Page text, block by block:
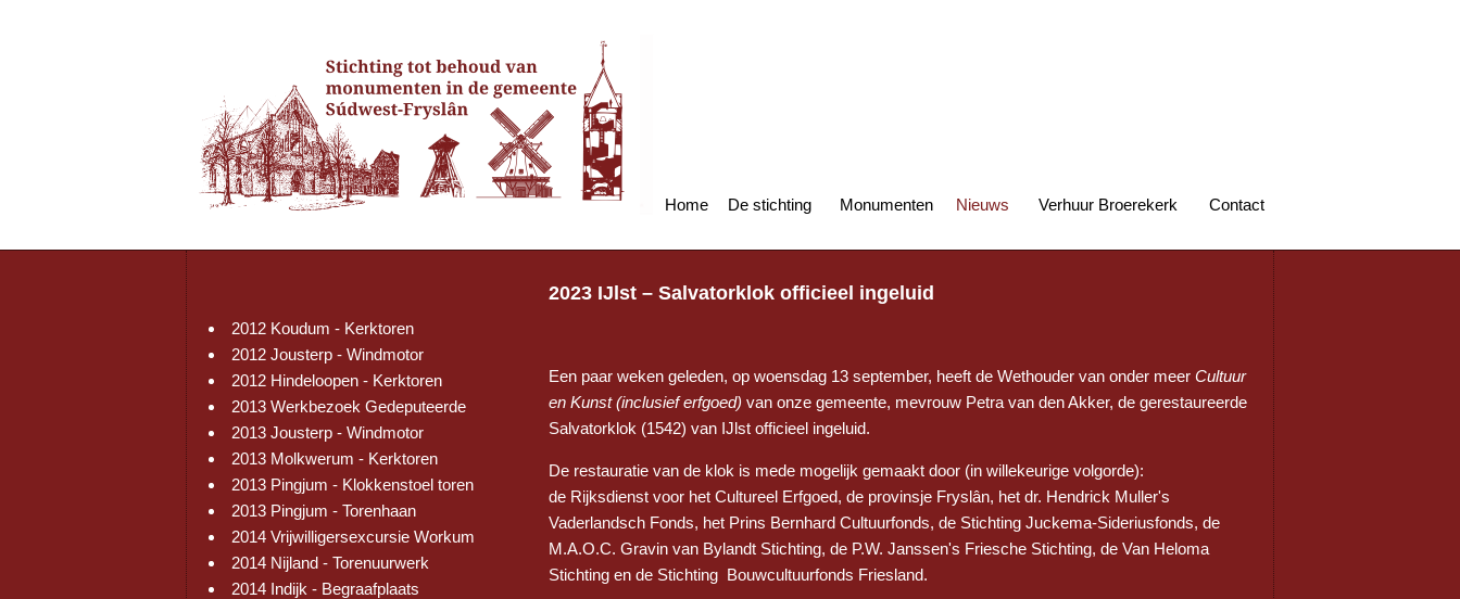
Home De stichting Monumenten Nieuws Verhuur Broerekerk Contact
2012 Koudum - Kerktoren
2012 Jousterp - Windmotor
2012 Hindeloopen - Kerktoren
2013 Werkbezoek Gedeputeerde
2013 Jousterp - Windmotor
2013 Molkwerum - Kerktoren
2013 Pingjum - Klokkenstoel toren
2013 Pingjum - Torenhaan
2014 Vrijwilligersexcursie Workum
2014 Nijland - Torenuurwerk
2014 Indijk - Begraafplaats
2023 IJlst – Salvatorklok officieel ingeluid
Een paar weken geleden, op woensdag 13 september, heeft de Wethouder van onder meer Cultuur
en Kunst (inclusief erfgoed) van onze gemeente, mevrouw Petra van den Akker, de gerestaureerde
Salvatorklok (1542) van IJlst officieel ingeluid.
De restauratie van de klok is mede mogelijk gemaakt door (in willekeurige volgorde):
de Rijksdienst voor het Cultureel Erfgoed, de provinsje Fryslân, het dr. Hendrick Muller's
Vaderlandsch Fonds, het Prins Bernhard Cultuurfonds, de Stichting Juckema-Sideriusfonds, de
M.A.O.C. Gravin van Bylandt Stichting, de P.W. Janssen's Friesche Stichting, de Van Heloma
Stichting en de Stichting Bouwcultuurfonds Friesland.